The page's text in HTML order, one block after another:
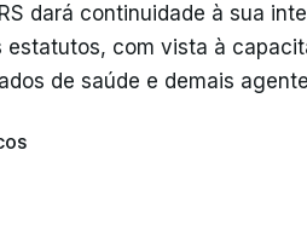
dará continuidade à sua
estatutos, com vista à
de saúde e demais